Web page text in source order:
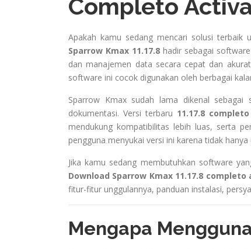
Completo
Apakah kamu sedang mencari solusi terbaik
Sparrow Kmax 11.17.8 hadir sebagai
dan manajemen data secara cepat dan
software ini cocok digunakan oleh berbagai
Sparrow Kmax sudah lama dikenal
dokumentasi. Versi terbaru 11.17.8
mendukung kompatibilitas lebih luas, serta
pengguna menyukai versi ini karena tidak
Jika kamu sedang membutuhkan software
Download Sparrow Kmax 11.17.8 completo
fitur-fitur unggulannya, panduan instalasi,
Mengapa